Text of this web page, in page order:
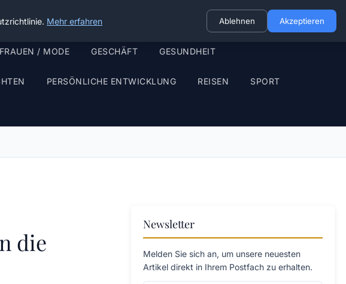
FRAUEN / MODE GESCHÄFT GESUNDHEIT
PERSÖNLICHE ENTWICKLUNG REISEN SPORT
die
Newsletter
Melden Sie sich an, um unsere neuesten
Artikel direkt in Ihrem Postfach zu erhalten.
Mehr erfahren Ablehnen Akzeptieren